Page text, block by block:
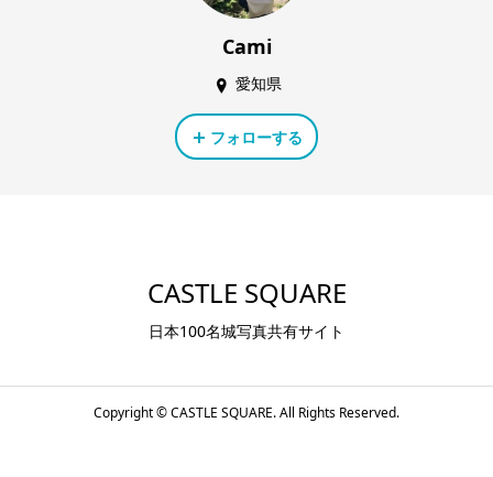
Cami
愛知県
フォローする
CASTLE SQUARE
日本100名城写真共有サイト
Copyright ©CASTLE SQUARE. All Rights Reserved.